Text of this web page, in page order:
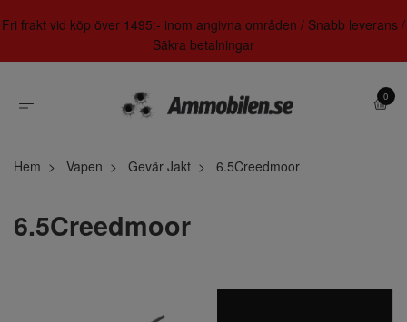
Fri frakt vid köp över 1495:- inom angivna områden / Snabb leverans /
Säkra betalningar
0
Hem Vapen Gevär Jakt 6.5Creedmoor
6.5Creedmoor